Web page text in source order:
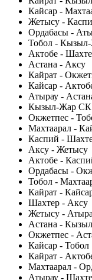
Кайсар -
Жетысу -
Ордабасы -
Тобол -
Актобе -
Астана - Аксу
Кайрат -
Кайсар -
Атырау -
Кызыл-Жар СК
Окжетпес -
Махтаарал -
Каспий -
Аксу - Жетысу
Актобе -
Ордабасы -
Тобол -
Кайрат -
Шахтер - Аксу
Жетысу -
Астана -
Окжетпес -
Кайсар - Тобол
Кайрат -
Махтаарал -
Атырау -